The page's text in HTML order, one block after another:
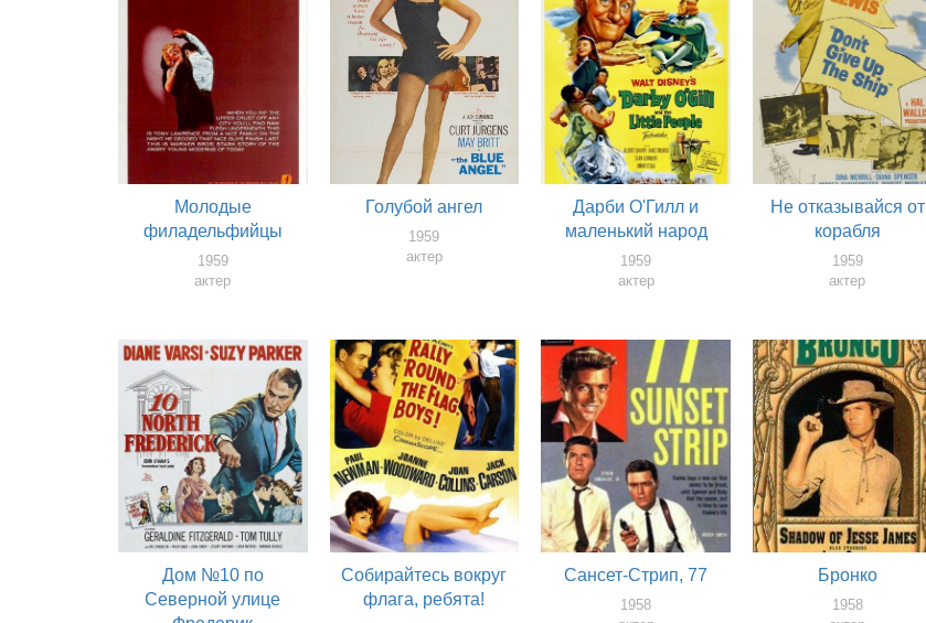
Молодые
филадельфийцы
1959
актер
Голубой ангел
1959
актер
Дарби О'Гилл и
маленький народ
1959
актер
Не отказывайся от
корабля
1959
актер
Дом №10 по
Северной улице
Собирайтесь вокруг
флага, ребята!
Сансет-Стрип, 77
1958
Бронко
1958